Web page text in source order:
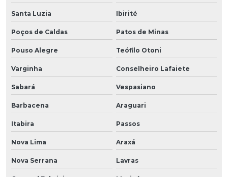
Santa Luzia Ibirité
Poços de Caldas Patos de Minas
Pouso Alegre Teófilo Otoni
Varginha Conselheiro Lafaiete
Sabará Vespasiano
Barbacena Araguari
Itabira Passos
Nova Lima Araxá
Nova Serrana Lavras